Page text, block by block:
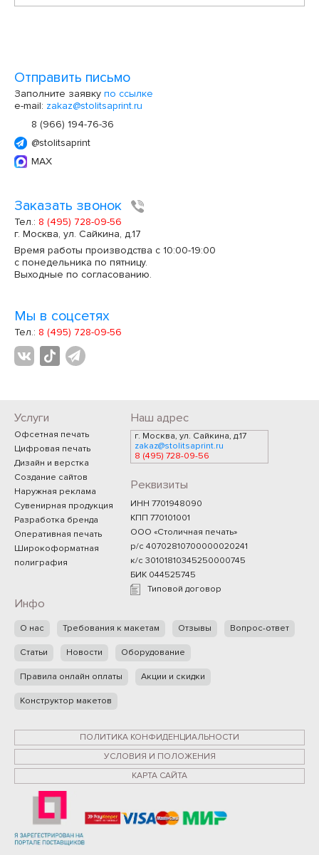
Отправить письмо
Заполните заявку по ссылке
e-mail: zakaz@stolitsaprint.ru
8 (966) 194-76-36
@stolitsaprint
MAX
Заказать звонок
Тел.: 8 (495) 728-09-56
г. Москва, ул. Сайкина, д.17
Время работы производства с 10:00-19:00
с понедельника по пятницу.
Выходные по согласованию.
Мы в соцсетях
Тел.: 8 (495) 728-09-56
Услуги
Офсетная печать
Цифровая печать
Дизайн и верстка
Создание сайтов
Наружная реклама
Сувенирная продукция
Разработка бренда
Оперативная печать
Широкоформатная
полиграфия
Наш адрес
г. Москва, ул. Сайкина, д.17
zakaz@stolitsaprint.ru
8 (495) 728-09-56
Реквизиты
ИНН 7701948090
КПП 770101001
ООО «Столичная печать»
р/с 40702810700000020241
к/с 30101810345250000745
БИК 044525745
Типовой договор
Инфо
О нас Требования к макетам Отзывы Вопрос-ответ
Статьи Новости Оборудование
Правила онлайн оплаты Акции и скидки
Конструктор макетов
ПОЛИТИКА КОНФИДЕНЦИАЛЬНОСТИ
УСЛОВИЯ И ПОЛОЖЕНИЯ
КАРТА САЙТА